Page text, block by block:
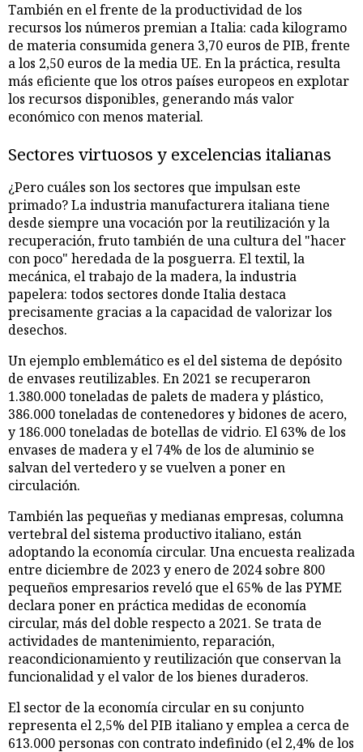
También en el frente de la productividad de los
recursos los números premian a Italia: cada kilogramo
de materia consumida genera 3,70 euros de PIB, frente
a los 2,50 euros de la media UE. En la práctica, resulta
más eficiente que los otros países europeos en explotar
los recursos disponibles, generando más valor
económico con menos material.
Sectores virtuosos y excelencias italianas
¿Pero cuáles son los sectores que impulsan este
primado? La industria manufacturera italiana tiene
desde siempre una vocación por la reutilización y la
recuperación, fruto también de una cultura del "hacer
con poco" heredada de la posguerra. El textil, la
mecánica, el trabajo de la madera, la industria
papelera: todos sectores donde Italia destaca
precisamente gracias a la capacidad de valorizar los
desechos.
Un ejemplo emblemático es el del sistema de depósito
de envases reutilizables. En 2021 se recuperaron
1.380.000 toneladas de palets de madera y plástico,
386.000 toneladas de contenedores y bidones de acero,
y 186.000 toneladas de botellas de vidrio. El 63% de los
envases de madera y el 74% de los de aluminio se
salvan del vertedero y se vuelven a poner en
circulación.
También las pequeñas y medianas empresas, columna
vertebral del sistema productivo italiano, están
adoptando la economía circular. Una encuesta realizada
entre diciembre de 2023 y enero de 2024 sobre 800
pequeños empresarios reveló que el 65% de las PYME
declara poner en práctica medidas de economía
circular, más del doble respecto a 2021. Se trata de
actividades de mantenimiento, reparación,
reacondicionamiento y reutilización que conservan la
funcionalidad y el valor de los bienes duraderos.
El sector de la economía circular en su conjunto
representa el 2,5% del PIB italiano y emplea a cerca de
613.000 personas con contrato indefinido (el 2,4% de los